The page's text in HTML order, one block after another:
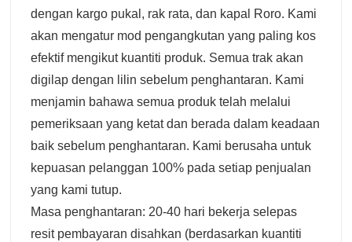
dengan kargo pukal, rak rata, dan kapal Roro. Kami
akan mengatur mod pengangkutan yang paling kos
efektif mengikut kuantiti produk. Semua trak akan
digilap dengan lilin sebelum penghantaran. Kami
menjamin bahawa semua produk telah melalui
pemeriksaan yang ketat dan berada dalam keadaan
baik sebelum penghantaran. Kami berusaha untuk
kepuasan pelanggan 100% pada setiap penjualan
yang kami tutup.
Masa penghantaran: 20-40 hari bekerja selepas
resit pembayaran disahkan (berdasarkan kuantiti